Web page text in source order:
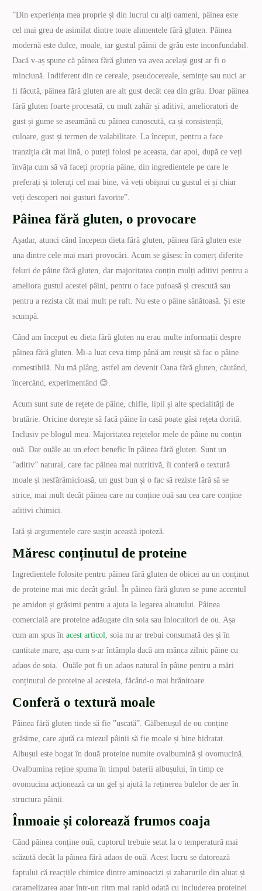
”Din experiența mea proprie și din lucrul cu alți oameni, pâinea este
cel mai greu de asimilat dintre toate alimentele fără gluten. Pâinea
modernă este dulce, moale, iar gustul pâinii de grâu este inconfundabil.
Dacă v-aș spune că pâinea fără gluten va avea același gust ar fi o
minciună. Indiferent din ce cereale, pseudocereale, semințe sau nuci ar
fi făcută, pâinea fără gluten are alt gust decât cea din grâu. Doar pâinea
fără gluten foarte procesată, cu mult zahăr și aditivi, amelioratori de
gust și gume se aseamănă cu pâinea cunoscută, ca și consistență,
culoare, gust și termen de valabilitate. La început, pentru a face
tranziția cât mai lină, o puteți folosi pe aceasta, dar apoi, după ce veți
învăța cum să vă faceți propria pâine, din ingredientele pe care le
preferați și tolerați cel mai bine, vă veți obișnui cu gustul ei și chiar
veți descoperi noi gusturi favorite”.
Pâinea fără gluten, o provocare
Așadar, atunci când începem dieta fără gluten, pâinea fără gluten este
una dintre cele mai mari provocări. Acum se găsesc în comerț diferite
feluri de pâine fără gluten, dar majoritatea conțin mulți aditivi pentru a
ameliora gustul acestei pâini, pentru o face pufoasă și crescută sau
pentru a rezista cât mai mult pe raft. Nu este o pâine sănătoasă. Și este
scumpă.
Când am început eu dieta fără gluten nu erau multe informații despre
pâinea fără gluten. Mi-a luat ceva timp până am reușit să fac o pâine
comestibilă. Nu mă plâng, astfel am devenit Oana fără gluten, căutând,
încercând, experimentând 😊.
Acum sunt sute de rețete de pâine, chifle, lipii și alte specialități de
brutărie. Oricine dorește să facă pâine în casă poate găsi rețeta dorită.
Inclusiv pe blogul meu. Majoritatea rețetelor mele de pâine nu conțin
ouă. Dar ouăle au un efect benefic în pâinea fără gluten. Sunt un
”aditiv” natural, care fac pâinea mai nutritivă, îi conferă o textură
moale și nesfărâmicioasă, un gust bun și o fac să reziste fără să se
strice, mai mult decât pâinea care nu conține ouă sau cea care conține
aditivi chimici.
Iată și argumentele care susțin această ipoteză.
Măresc conținutul de proteine
Ingredientele folosite pentru pâinea fără gluten de obicei au un conținut
de proteine mai mic decât grâul. În pâinea fără gluten se pune accentul
pe amidon și grăsimi pentru a ajuta la legarea aluatului. Pâinea
comercială are proteine adăugate din soia sau înlocuitori de ou. Așa
cum am spus înacest articol
, soia nu ar trebui consumată des și în
cantitate mare, așa cum s-ar întâmpla dacă am mânca zilnic pâine cu
adaos de soia. Ouăle pot fi un adaos natural în pâine pentru a mări
conținutul de proteine al acesteia, făcând-o mai hrănitoare.
Conferă o textură moale
Pâinea fără gluten tinde să fie ”uscată”. Gălbenușul de ou conține
grăsime, care ajută ca miezul pâinii să fie moale și bine hidratat.
Albușul este bogat în două proteine ​​numite ovalbumină și ovomucină.
Ovalbumina reține spuma în timpul baterii albușului, în timp ce
ovomucina acționează ca un gel și ajută la reținerea bulelor de aer în
structura pâinii.
Înmoaie și colorează frumos coaja
Când pâinea conține ouă, cuptorul trebuie setat la o temperatură mai
scăzută decât la pâinea fără adaos de ouă. Acest lucru se datorează
faptului că reacțiile chimice dintre aminoacizi și zaharurile din aluat și
caramelizarea apar într-un ritm mai rapid odată cu includerea proteinei